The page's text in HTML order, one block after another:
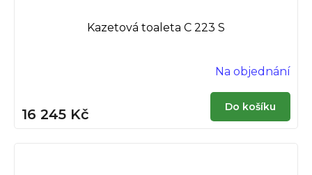
Kazetová toaleta C 223 S
Na objednání
16 245 Kč Do košíku